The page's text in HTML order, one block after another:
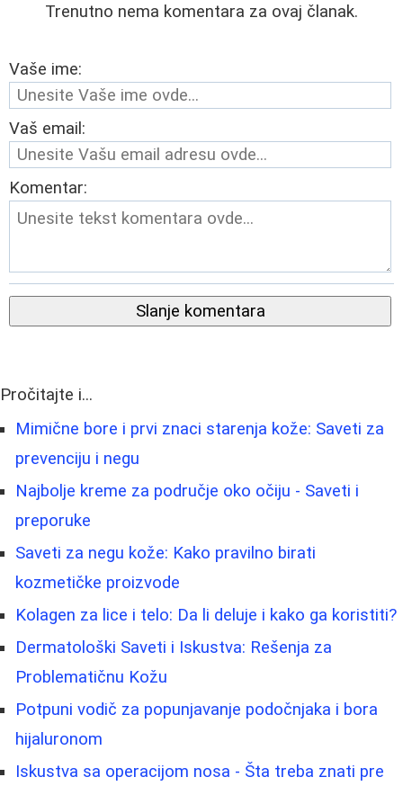
Trenutno nema komentara za ovaj članak.
Vaše ime:
Vaš email:
Komentar:
Slanje komentara
Pročitajte i...
Mimične bore i prvi znaci starenja kože: Saveti za
prevenciju i negu
Najbolje kreme za područje oko očiju - Saveti i
preporuke
Saveti za negu kože: Kako pravilno birati
kozmetičke proizvode
Kolagen za lice i telo: Da li deluje i kako ga koristiti?
Dermatološki Saveti i Iskustva: Rešenja za
Problematičnu Kožu
Potpuni vodič za popunjavanje podočnjaka i bora
hijaluronom
Iskustva sa operacijom nosa - Šta treba znati pre